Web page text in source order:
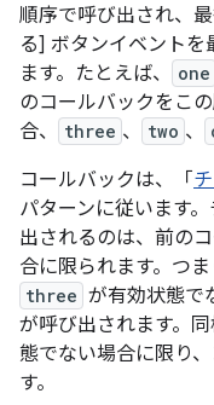
順序で呼び出され、
る] ボタンイベント
ます。たとえば、
one
のコールバックをこ
合、
three 、 two 、
コールバックは、「
パターンに従います
出されるのは、前の
合に限られます。つ
three が有効状態で
が呼び出されます。
態でない場合に限り
す。